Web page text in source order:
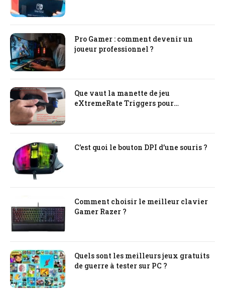
Pro Gamer : comment devenir un
joueur professionnel ?
Que vaut la manette de jeu
eXtremeRate Triggers pour
C’est quoi le bouton DPI d’une souris ?
Comment choisir le meilleur clavier
Gamer Razer ?
Quels sont les meilleurs jeux gratuits
de guerre à tester sur PC ?